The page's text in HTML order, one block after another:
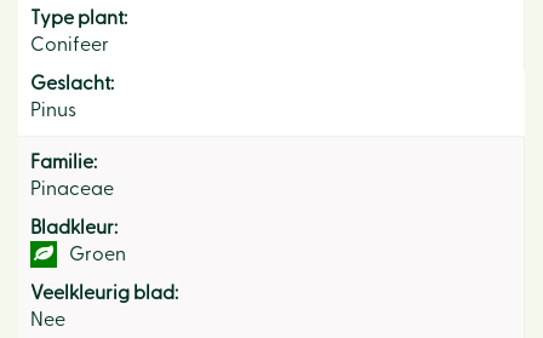
Type plant:
Conifeer
Geslacht:
Pinus
Familie:
Pinaceae
Bladkleur:
Groen
Veelkleurig blad:
Nee